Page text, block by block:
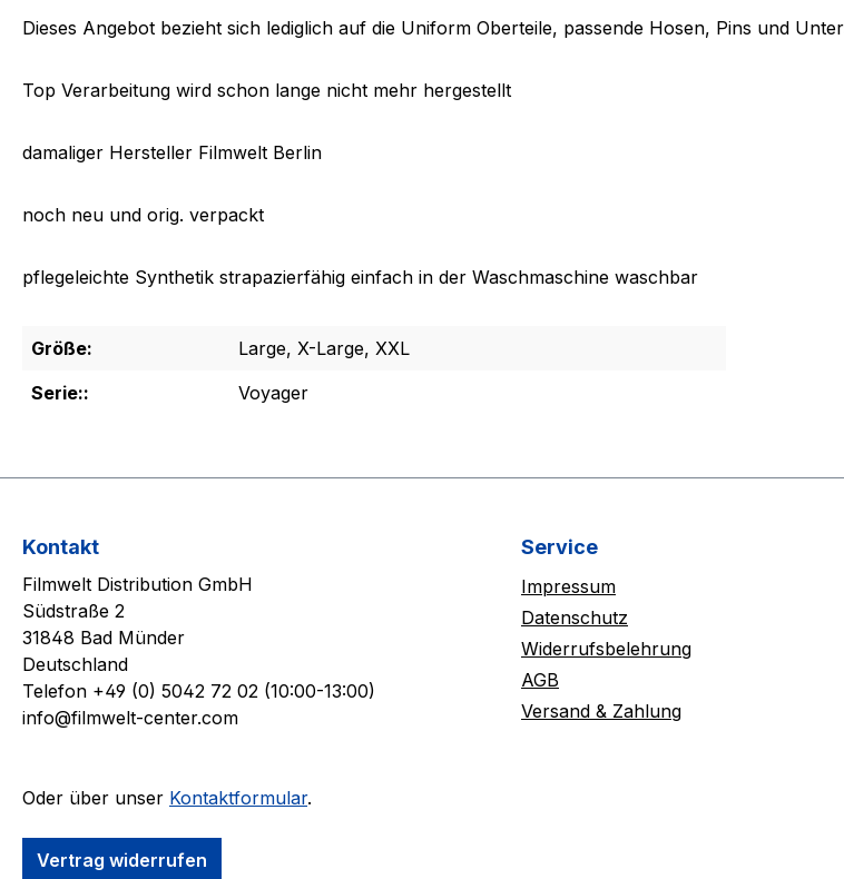
Dieses Angebot bezieht sich lediglich auf die Uniform Oberteile, passende Hosen, Pins und
Top Verarbeitung wird schon lange nicht mehr hergestellt
damaliger Hersteller Filmwelt Berlin
noch neu und orig. verpackt
pflegeleichte Synthetik strapazierfähig einfach in der Waschmaschine waschbar
Größe:
Large, X-Large, XXL
Serie::
Voyager
Kontakt
Filmwelt Distribution GmbH
Südstraße 2
31848 Bad Münder
Deutschland
Telefon +49 (0) 5042 72 02 (10:00-13:00)
info@filmwelt-center.com
Oder über unser Kontaktformular.
Vertrag widerrufen
Service
Impressum
Datenschutz
Widerrufsbelehrung
AGB
Versand & Zahlung